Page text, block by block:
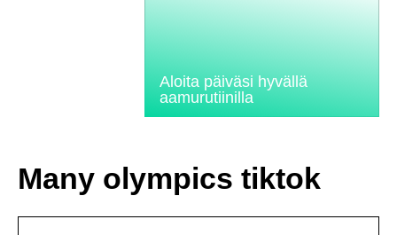
Aloita päiväsi hyvällä
aamurutiinilla
Many olympics tiktok